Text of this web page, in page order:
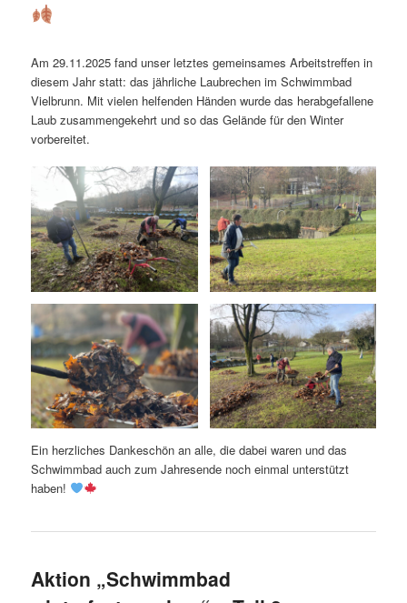
Am 29.11.2025 fand unser letztes gemeinsames Arbeitstreffen in
diesem Jahr statt: das jährliche Laubrechen im Schwimmbad
Vielbrunn. Mit vielen helfenden Händen wurde das herabgefallene
Laub zusammengekehrt und so das Gelände für den Winter
vorbereitet.
Ein herzliches Dankeschön an alle, die dabei waren und das
Schwimmbad auch zum Jahresende noch einmal unterstützt
haben!
Aktion „Schwimmbad